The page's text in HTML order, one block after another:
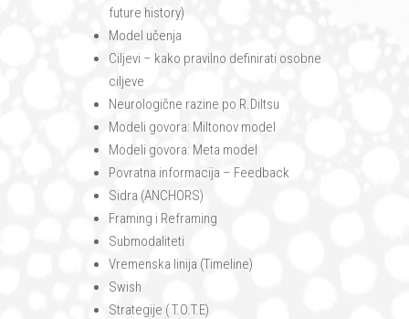
future history)
Model učenja
Ciljevi – kako pravilno definirati osobne
ciljeve
Neurologične razine po R.Diltsu
Modeli govora: Miltonov model
Modeli govora: Meta model
Povratna informacija – Feedback
Sidra (ANCHORS)
Framing i Reframing
Submodaliteti
Vremenska linija (Timeline)
Swish
Strategije ( T.O.T.E)